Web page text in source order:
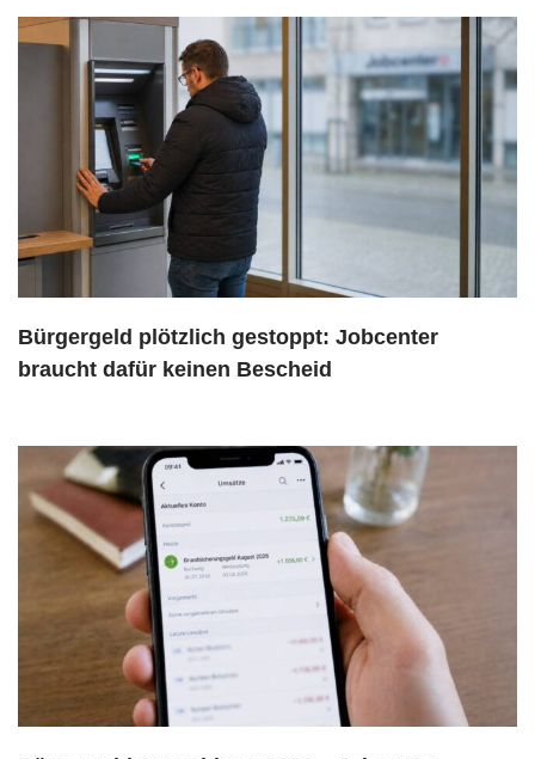
Bürgergeld plötzlich gestoppt: Jobcenter
braucht dafür keinen Bescheid